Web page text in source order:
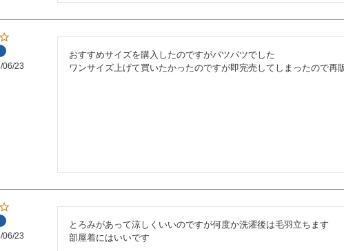
06/23
おすすめサイズを購入したのですがパツパツでした
ワンサイズ上げて買いたかったのですが即完売してしまったので再
06/23
とろみがあって涼しくいいのですが何度か洗濯後は毛羽立ちます
部屋着にはいいです